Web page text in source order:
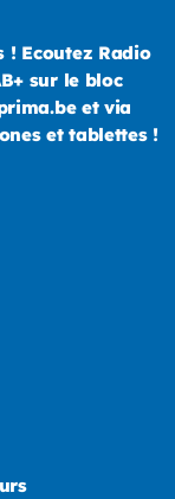
! Ecoutez Radio
sur le bloc
et via
et tablettes !